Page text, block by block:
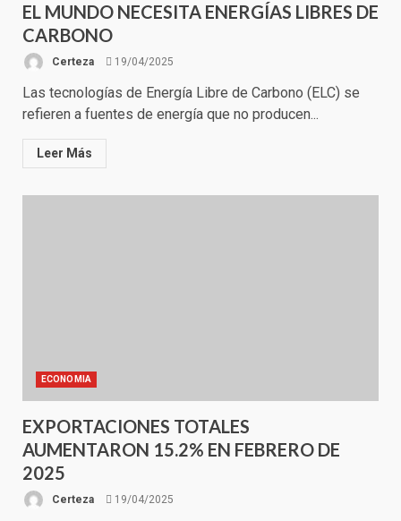
EL MUNDO NECESITA ENERGÍAS LIBRES DE
CARBONO
Certeza 19/04/2025
Las tecnologías de Energía Libre de Carbono (ELC) se
refieren a fuentes de energía que no producen...
Leer Más
ECONOMIA
EXPORTACIONES TOTALES
AUMENTARON 15.2% EN FEBRERO DE
2025
Certeza 19/04/2025